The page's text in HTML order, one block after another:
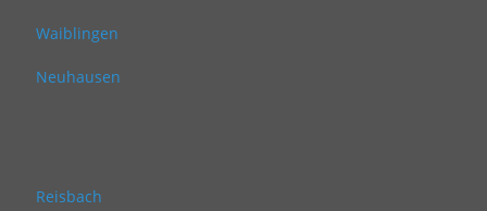
Waiblingen
Neuhausen
Reisbach